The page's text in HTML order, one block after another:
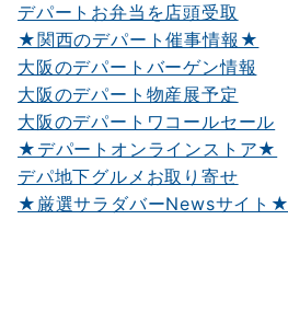
デパートお弁当を店頭受取
★関西のデパート催事情報★
大阪のデパートバーゲン情報
大阪のデパート物産展予定
大阪のデパートワコールセール
★デパートオンラインストア★
デパ地下グルメお取り寄せ
★厳選サラダバーNewsサイト★